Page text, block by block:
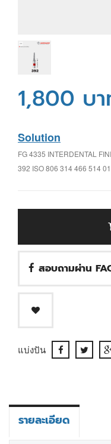
1,800 บ
Solution
FG 4335 INTERDENTAL
392 ISO 806 314 466 514
สอบถามผ่าน
แบ่งปัน
รายละเอียด